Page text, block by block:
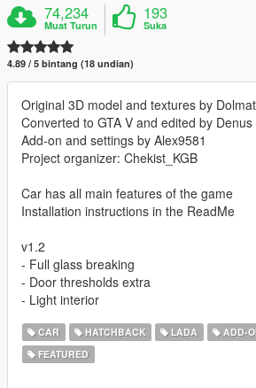
74,234
Muat Turun
193
Suka
4.89 / 5 bintang (18 undian)
Original 3D model and textures by
Converted to GTA V and edited by
Add-on and settings by Alex9581
Project organizer: Chekist_KGB
Car has all main features of the game
Installation instructions in the ReadMe
v1.2
- Full glass breaking
- Door thresholds extra
- Light interior
CAR HATCHBACK LADA ADD-
FEATURED